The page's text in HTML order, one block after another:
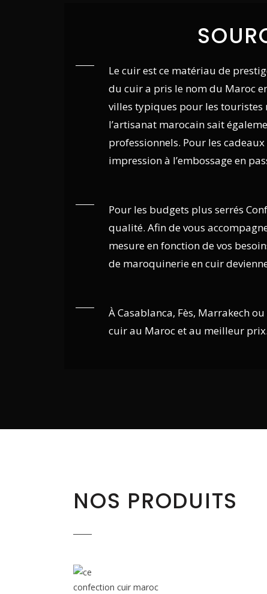
Le cuir est ce matériau de
du cuir a pris le nom du Maroc
villes typiques pour les touristes
l’artisanat marocain sait
professionnels. Pour les
impression à l’embossage en
Pour les budgets plus serrés
qualité. Afin de vous
mesure en fonction de vos
de maroquinerie en cuir
À Casablanca, Fès, Marrakech
cuir au Maroc et au meilleur prix.
NOS PRODUITS